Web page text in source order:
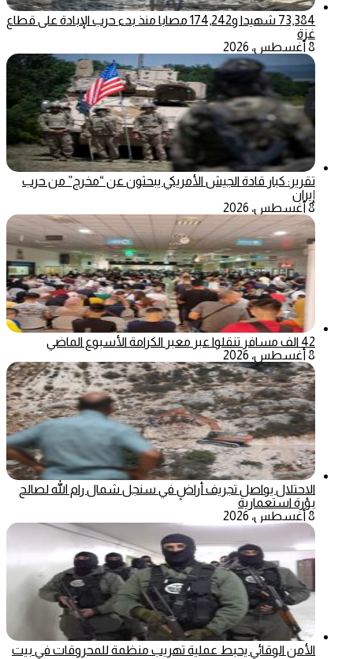
73,384 شهيدا و174,242 مصابا منذ بدء حرب الإبادة على قطاع
غزة
8 أغسطس، 2026
تقرير: كبار قادة الجيش الأمريكي يبحثون عن “مخرج” من حرب
إيران
8 أغسطس، 2026
42 الف مسافر تنقلوا عبر معبر الكرامة الأسبوع الماضي
8 أغسطس، 2026
الاحتلال يواصل تجريف أراضٍ في سنجل شمال رام الله لصالح
بؤرة استعمارية
8 أغسطس، 2026
الأمن الوقائي يحبط عملية تهريب منظمة للمحروقات في بيت